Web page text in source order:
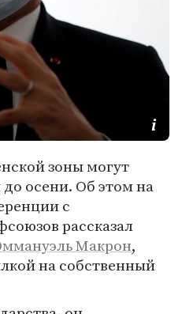
зоны могут
осени. Об этом на
с
рассказал
Макрон,
на собственный